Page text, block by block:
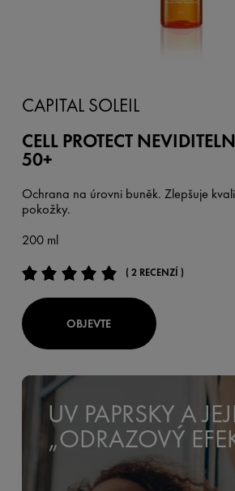
CAPITAL SOLEIL
CELL PROTECT
50+
Ochrana na úrovni buněk. Zlepšuje
pokožky.
200 ml
( 2 RECENZÍ )
OBJEVTE
UV PAPRSKY A
„ODRAZOVÝ